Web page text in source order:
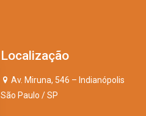
Localização
Av. Miruna, 546 – Indianópolis
São Paulo / SP